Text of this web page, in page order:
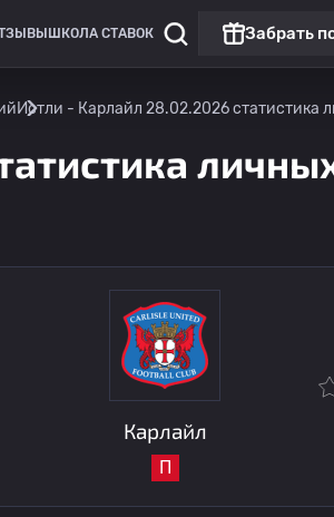
ШКОЛА СТАВОК Забрать
Истли - Карлайл 28.02.2026 статистика
Карлайл
П
Английская лига конференций
Карлайл